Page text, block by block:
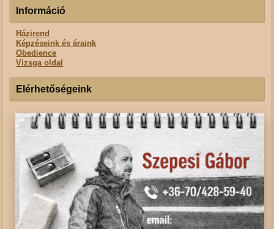
Információ
Házirend
Képzéseink és áraink
Obedience
Vizsga oldal
Elérhetőségeink